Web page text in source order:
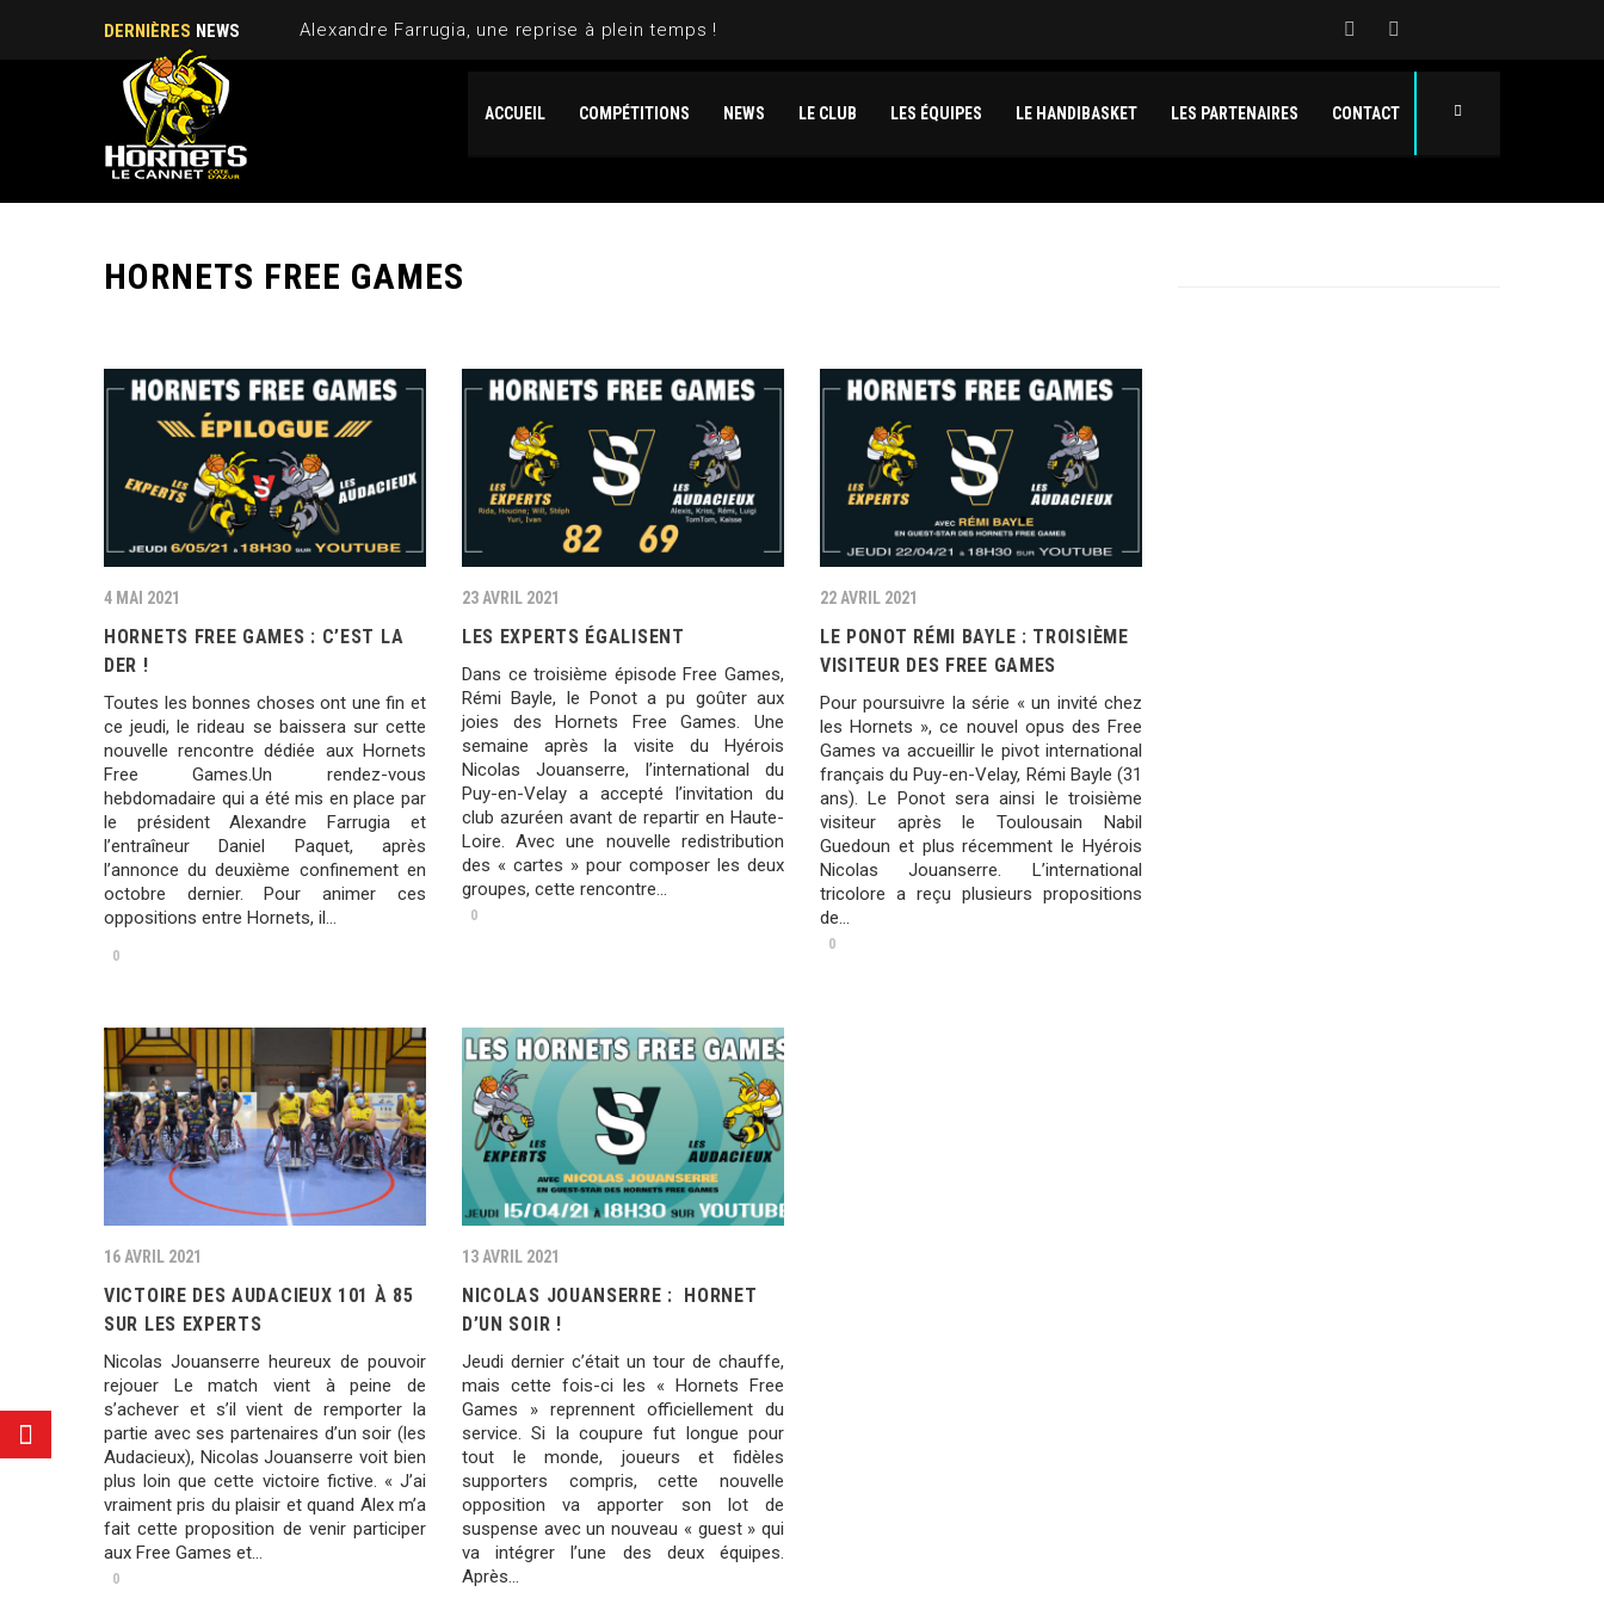
DERNIÈRES NEWS Alexandre Farrugia, une reprise à plein temps !
ACCUEIL COMPÉTITIONS NEWS LE CLUB LES ÉQUIPES LE HANDIBASKET LES PARTENAIRES CONTACT
HORNETS FREE GAMES
4 MAI 2021
HORNETS FREE GAMES : C’EST LA
DER !
Toutes les bonnes choses ont une fin et
ce jeudi, le rideau se baissera sur cette
nouvelle rencontre dédiée aux Hornets
Free Games.Un rendez-vous
hebdomadaire qui a été mis en place par
le président Alexandre Farrugia et
l’entraîneur Daniel Paquet, après
l’annonce du deuxième confinement en
octobre dernier. Pour animer ces
oppositions entre Hornets, il…
0
23 AVRIL 2021
LES EXPERTS ÉGALISENT
Dans ce troisième épisode Free Games,
Rémi Bayle, le Ponot a pu goûter aux
joies des Hornets Free Games. Une
semaine après la visite du Hyérois
Nicolas Jouanserre, l’international du
Puy-en-Velay a accepté l’invitation du
club azuréen avant de repartir en Haute-
Loire. Avec une nouvelle redistribution
des « cartes » pour composer les deux
groupes, cette rencontre...
0
22 AVRIL 2021
LE PONOT RÉMI BAYLE : TROISIÈME
VISITEUR DES FREE GAMES
Pour poursuivre la série « un invité chez
les Hornets », ce nouvel opus des Free
Games va accueillir le pivot international
français du Puy-en-Velay, Rémi Bayle (31
ans). Le Ponot sera ainsi le troisième
visiteur après le Toulousain Nabil
Guedoun et plus récemment le Hyérois
Nicolas Jouanserre. L’international
tricolore a reçu plusieurs propositions
de...
0
16 AVRIL 2021
VICTOIRE DES AUDACIEUX 101 À 85
SUR LES EXPERTS
Nicolas Jouanserre heureux de pouvoir
rejouer Le match vient à peine de
s’achever et s’il vient de remporter la
partie avec ses partenaires d’un soir (les
Audacieux), Nicolas Jouanserre voit bien
plus loin que cette victoire fictive. « J’ai
vraiment pris du plaisir et quand Alex m’a
fait cette proposition de venir participer
aux Free Games et...
0
13 AVRIL 2021
NICOLAS JOUANSERRE : HORNET
D’UN SOIR !
Jeudi dernier c’était un tour de chauffe,
mais cette fois-ci les « Hornets Free
Games » reprennent officiellement du
service. Si la coupure fut longue pour
tout le monde, joueurs et fidèles
supporters compris, cette nouvelle
opposition va apporter son lot de
suspense avec un nouveau « guest » qui
va intégrer l’une des deux équipes.
Après…